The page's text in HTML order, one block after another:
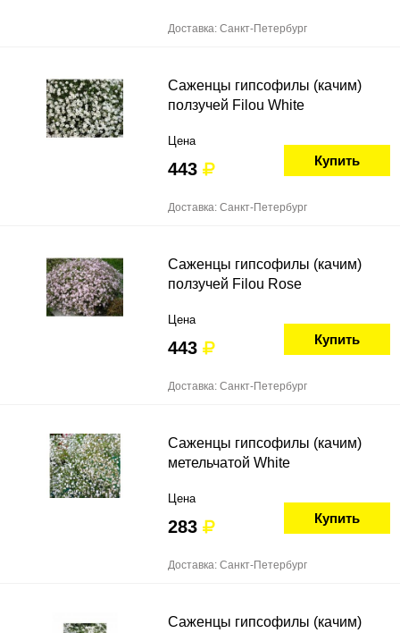
Доставка: Санкт-Петербург
Саженцы гипсофилы (качим)
ползучей Filou White
Цена
443 Купить
Доставка: Санкт-Петербург
Саженцы гипсофилы (качим)
ползучей Filou Rose
Цена
443 Купить
Доставка: Санкт-Петербург
Саженцы гипсофилы (качим)
метельчатой White
Цена
283 Купить
Доставка: Санкт-Петербург
Саженцы гипсофилы (качим)